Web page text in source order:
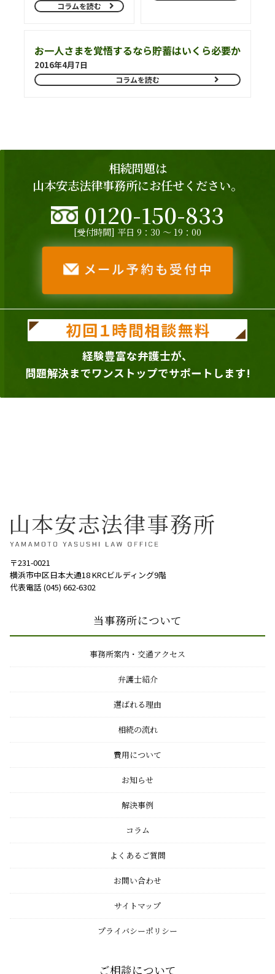
コラムを読む
お一人さまを覚悟するなら貯蓄はいくら必要か
2016年4月7日
コラムを読む
相続問題は
山本安志法律事務所にお任せください。
0120-150-833
[受付時間] 平日 9：30 ～ 19：00
経験豊富な弁護士が、
問題解決までワンストップでサポートします!
〒231-0021
横浜市中区日本大通18 KRCビルディング9階
代表電話 (045) 662-6302
当事務所について
事務所案内・交通アクセス
弁護士紹介
選ばれる理由
相続の流れ
費用について
お知らせ
解決事例
コラム
よくあるご質問
お問い合わせ
サイトマップ
プライバシーポリシー
ご相談について